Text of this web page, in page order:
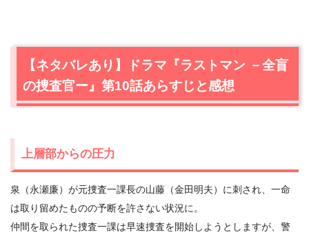
【ネタバレあり】ドラマ『ラストマン －全盲
の捜査官ー』第10話あらすじと感想
上層部からの圧力
泉（永瀬廉）が元捜査一課長の山藤（金田明夫）に刺され、一命
は取り留めたものの予断を許さない状況に。
仲間を取られた捜査一課は早速捜査を開始しようとしますが、警